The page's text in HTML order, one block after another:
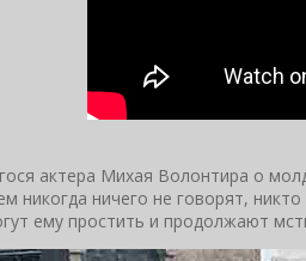
актера Михая Волонтира о
ничего не говорят,
ему простить и продолжают